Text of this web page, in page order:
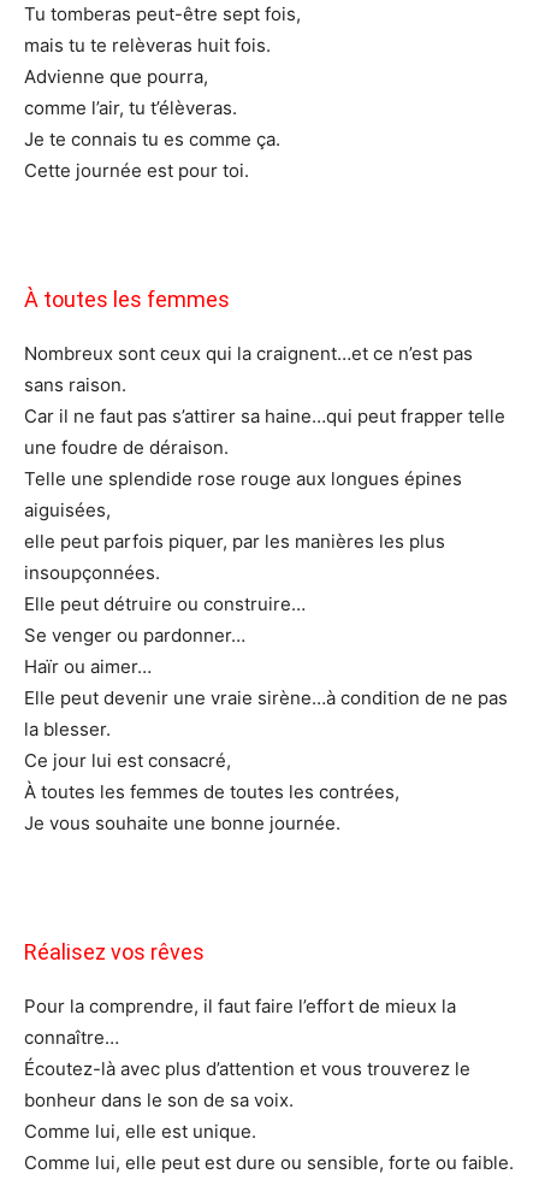
Tu tomberas peut-être sept fois,
mais tu te relèveras huit fois.
Advienne que pourra,
comme l’air, tu t’élèveras.
Je te connais tu es comme ça.
Cette journée est pour toi.
À toutes les femmes
Nombreux sont ceux qui la craignent…et ce n’est pas
sans raison.
Car il ne faut pas s’attirer sa haine…qui peut frapper telle
une foudre de déraison.
Telle une splendide rose rouge aux longues épines
aiguisées,
elle peut parfois piquer, par les manières les plus
insoupçonnées.
Elle peut détruire ou construire…
Se venger ou pardonner…
Haïr ou aimer…
Elle peut devenir une vraie sirène…à condition de ne pas
la blesser.
Ce jour lui est consacré,
À toutes les femmes de toutes les contrées,
Je vous souhaite une bonne journée.
Réalisez vos rêves
Pour la comprendre, il faut faire l’effort de mieux la
connaître…
Écoutez-là avec plus d’attention et vous trouverez le
bonheur dans le son de sa voix.
Comme lui, elle est unique.
Comme lui, elle peut est dure ou sensible, forte ou faible.